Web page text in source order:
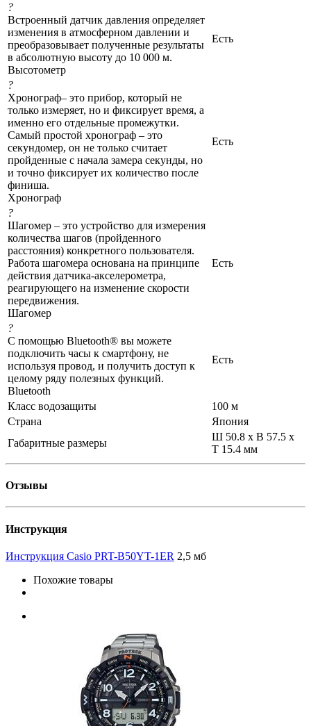
?
Встроенный датчик давления определяет
изменения в атмосферном давлении и
преобразовывает полученные результаты
в абсолютную высоту до 10 000 м.
Высотометр
Есть
?
Хронограф– это прибор, который не
только измеряет, но и фиксирует время, а
именно его отдельные промежутки.
Самый простой хронограф – это
секундомер, он не только считает
пройденные с начала замера секунды, но
и точно фиксирует их количество после
финиша.
Хронограф
Есть
?
Шагомер – это устройство для измерения
количества шагов (пройденного
расстояния) конкретного пользователя.
Работа шагомера основана на принципе
действия датчика-акселерометра,
реагирующего на изменение скорости
передвижения.
Шагомер
Есть
?
С помощью Bluetooth® вы можете
подключить часы к смартфону, не
используя провод, и получить доступ к
целому ряду полезных функций.
Bluetooth
Есть
Класс водозащиты
100 м
Страна
Япония
Габаритные размеры
Ш 50.8 x В 57.5 x
Т 15.4 мм
Отзывы
Инструкция
Инструкция Casio PRT-B50YT-1ER 2,5 мб
Похожие товары